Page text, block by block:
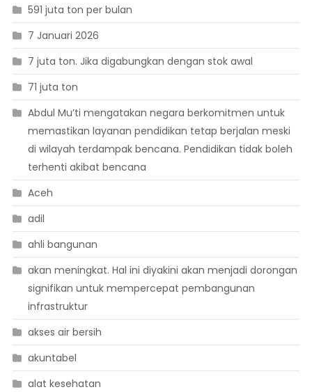
591 juta ton per bulan
7 Januari 2026
7 juta ton. Jika digabungkan dengan stok awal
71 juta ton
Abdul Mu’ti mengatakan negara berkomitmen untuk
memastikan layanan pendidikan tetap berjalan meski
di wilayah terdampak bencana. Pendidikan tidak boleh
terhenti akibat bencana
Aceh
adil
ahli bangunan
akan meningkat. Hal ini diyakini akan menjadi dorongan
signifikan untuk mempercepat pembangunan
infrastruktur
akses air bersih
akuntabel
alat kesehatan